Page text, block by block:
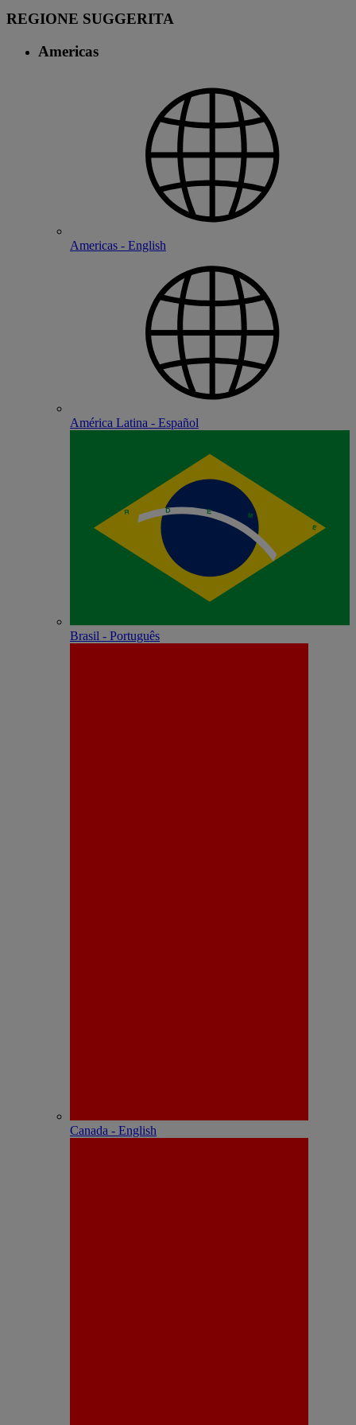
REGIONE SUGGERITA
Americas
Americas - English
América Latina - Español
Brasil - Português
Canada - English